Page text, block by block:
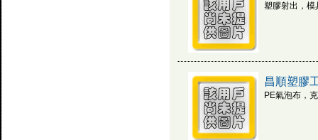
塑膠射出，模
昌順塑膠
PE氣泡布，